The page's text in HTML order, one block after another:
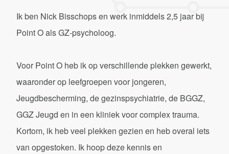
Ik ben Nick Bisschops en werk inmiddels 2,5 jaar bij
Point O als GZ-psycholoog.
Voor Point O heb ik op verschillende plekken gewerkt,
waaronder op leefgroepen voor jongeren,
Jeugdbescherming, de gezinspsychiatrie, de BGGZ,
GGZ Jeugd en in een kliniek voor complex trauma.
Kortom, ik heb veel plekken gezien en heb overal iets
van opgestoken. Ik hoop deze kennis en